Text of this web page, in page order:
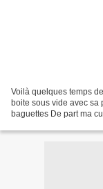
Voilà quelques temps
boite sous vide avec sa
baguettes De part ma